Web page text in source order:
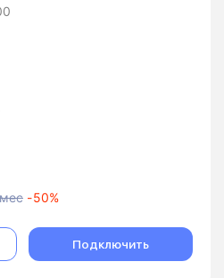
-50%
Подключить